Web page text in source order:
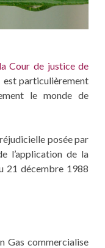
Cour de justice de
est particulièrement
le monde de
posée par
l’application de la
21 décembre 1988
Gas commercialise